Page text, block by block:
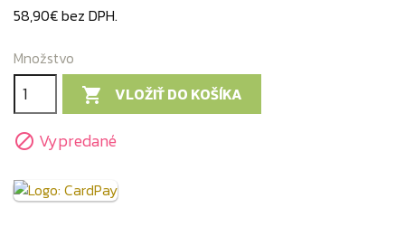
58,90€ bez DPH.
Množstvo

VLOŽIŤ DO KOŠÍKA
 Vypredané